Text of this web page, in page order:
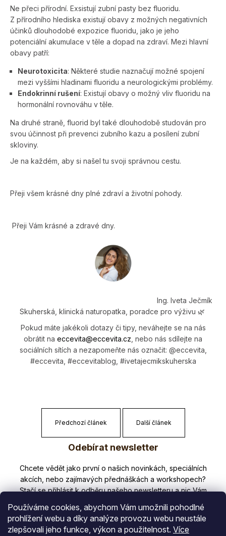
Používáme cookies, abychom Vám umožnili pohodlné
prohlížení webu a díky analýze provozu webu neustále
zlepšovali jeho funkce, výkon a použitelnost. Více
Ne přeci přírodní. Exsistují zubní pasty bez fluoridu.
Z přírodního hlediska existují obavy z možných negativních
účinků dlouhodobé expozice fluoridu, jako je jeho
potenciální akumulace v těle a dopad na zdraví. Mezi hlavní
obavy patří:
Neurotoxicita: Některé studie naznačují možné spojení
mezi vyššími hladinami fluoridu a neurologickými problémy.
Endokrinní rušení: Existují obavy o možný vliv fluoridu na
hormonální rovnováhu v těle.
Na druhé straně, fluorid byl také dlouhodobě studován pro
svou účinnost při prevenci zubního kazu a posílení zubní
skloviny.
Je na každém, aby si našel tu svoji správnou cestu.
Přeji všem krásné dny plné zdraví a životní pohody.
Přeji Vám krásné a zdravé dny.
Ing. Iveta Ječmík
Skuherská, klinická naturopatka, poradce pro výživu 🌿
Pokud máte jakékoli dotazy či tipy, neváhejte se na nás
obrátit na eccevita@eccevi­ta.cz , nebo nás sdílejte na
sociálních sítích a nezapomeňte nás označit: @eccevita,
#eccevita, #eccevitablog, #ivetajecmikskuherska
Předchozí článek Další článek
a
Odebírat newsletter
Nezmeškejte žádné novinky či slevy!
E-mail